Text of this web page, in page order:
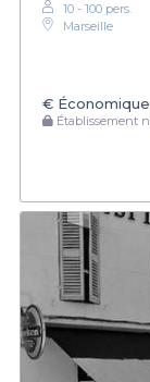
10 - 100 pers.
Marseille
€ Économique
Établissement